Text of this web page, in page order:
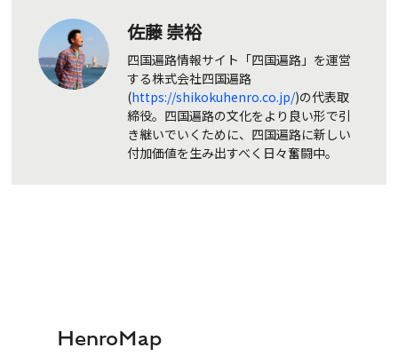
佐藤 崇裕
四国遍路情報サイト「四国遍路」を運営
する株式会社四国遍路
(https://shikokuhenro.co.jp/)の代表取
締役。四国遍路の文化をより良い形で引
き継いでいくために、四国遍路に新しい
付加価値を生み出すべく日々奮闘中。
HenroMap